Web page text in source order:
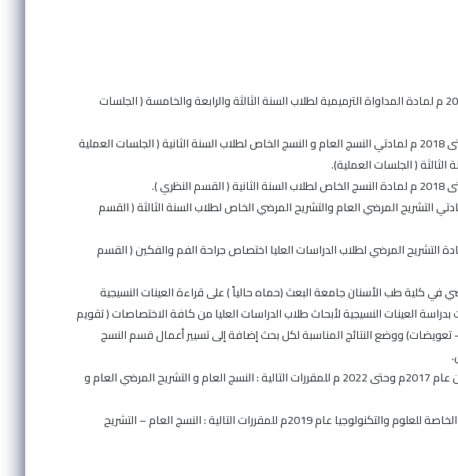
1- جامعة البعث ( حماه حالياً ) - كلية طب الأسنان من عام 2004- 2009 م لمادة المداواة الترميمية لطلاب السنة الثالثة والرابعة والخامسة ( الجلسات
2- جامعة البعث ( حماه حالياً ) – كلية طب الأسنان من عام 2009 وحتى 2018 م لمادتي النسج العام و النسج الخاص لطلاب السنة الثانية ( الجلسات العملية
( الجلسات العملية).
– كلية طب الأسنان من عام 2014 وحتى 2018 م لمادتي التشريح المرضي العام والتشريح المرضي الخاص لطلاب السنة الثالثة ( القسم
– كلية طب الأسنان من عام 2014 وحتى 2018 م لمادة التشريح المرضي لطلاب الدراسات العليا اختصاص جراحة الفم والفكين ( القسم
التشريح المرضي في كلية طب الأسنان جامعة البعث (حماه حالياً ) على قراءة العينات النسيجية
العينات النسيجية لأبحاث طلاب الدراسات العليا من كافة الاختصاصات ( تقويم
ووضع النتائج المناسبة لكل بحث إضافة إلى تسيير أعمال قسم النسج
✤ الجامعة العربية الخاصة للعلوم والتكنولوجيا - كلية طب الأسنان من عام 2017م وحتى 2022 م للمقررات التالية : النسج العام و التشريح المرضي العام و
✤ تم تعادل الشهادة في وزارة التعليم العالي لصالح الجامعة العربية الخاصة للعلوم والتكنولوجيا عام 2019م للمقررات التالية : النسج العام – التشريح